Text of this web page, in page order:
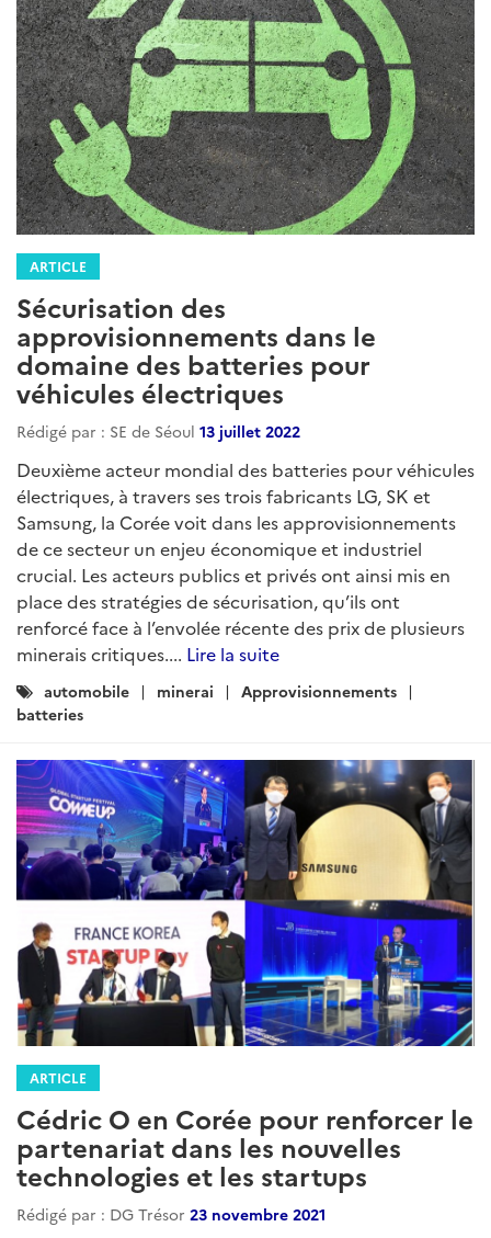
ARTICLE
Sécurisation des
approvisionnements dans le
domaine des batteries pour
véhicules électriques
Rédigé par : SE de Séoul 13 juillet 2022
Deuxième acteur mondial des batteries pour véhicules
électriques, à travers ses trois fabricants LG, SK et
Samsung, la Corée voit dans les approvisionnements
de ce secteur un enjeu économique et industriel
crucial. Les acteurs publics et privés ont ainsi mis en
place des stratégies de sécurisation, qu’ils ont
renforcé face à l’envolée récente des prix de plusieurs
minerais critiques.... Lire la suite
Catégories
:
automobile minerai
Approvisionnements
batteries
ARTICLE
Cédric O en Corée pour renforcer le
partenariat dans les nouvelles
technologies et les startups
Rédigé par : DG Trésor 23 novembre 2021